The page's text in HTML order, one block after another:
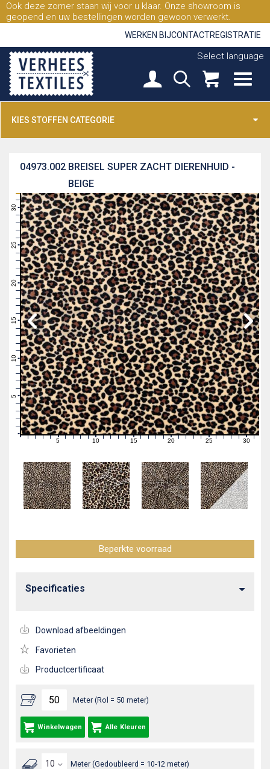
Ook deze zomer staan wij voor u klaar. Onze showroom is
geopend en uw bestellingen worden gewoon verwerkt.
WERKEN BIJCONTACTREGISTRATIE
Select language
KIES STOFFEN CATEGORIE
BREISEL SUPER ZACHT DIERENHUID -
BEIGE
04973.002
0
2
5
6
7
8
10
11
12
13
14
15
16
17
18
19
20
21
22
23
24
25
26
27
28
29
30
31
0 1 2 3 4 5 6 7 89101112131415161718192021222324252627282930 31
Meter (Rol = 50 meter)
Winkelwagen Alle Kleuren
Meter (Gedoubleerd = 10-12 meter)
Beperkte voorraad
Specificaties
Download afbeeldingen
Favorieten
Productcertificaat